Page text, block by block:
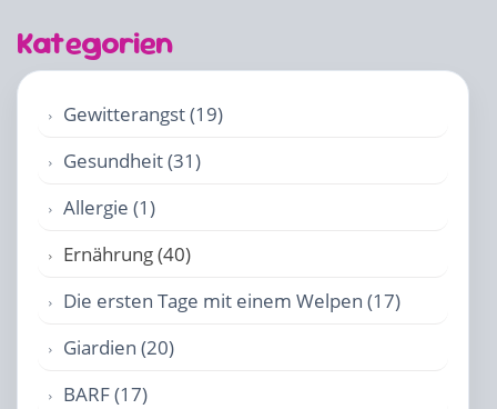
Kategorien
Gewitterangst (19)
Gesundheit (31)
Allergie (1)
Ernährung (40)
Die ersten Tage mit einem Welpen (17)
Giardien (20)
BARF (17)